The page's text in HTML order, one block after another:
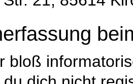
bloß